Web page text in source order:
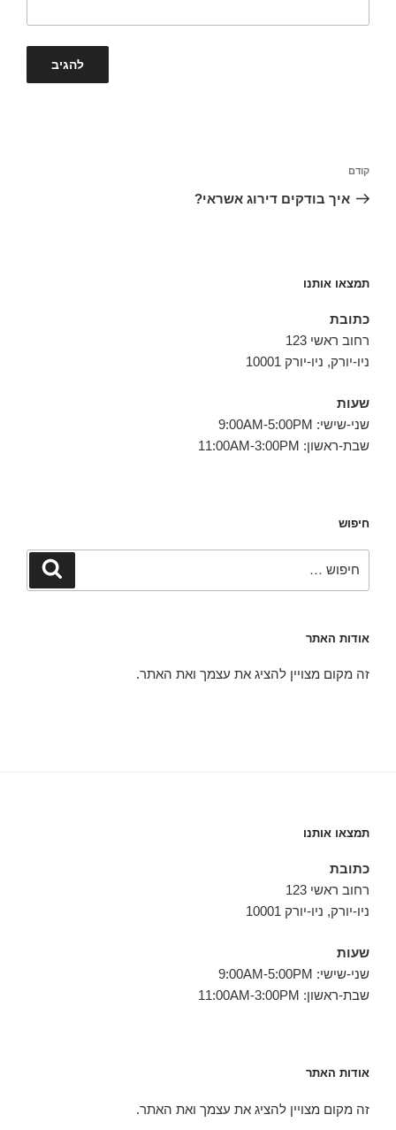
הפוסט
הקודם
קודם
איך בודקים דירוג אשראי?
תמצאו אותנו
כתובת
רחוב ראשי 123
ניו-יורק, ניו-יורק 10001
שעות
שני-שישי: 9:00AM-5:00PM
שבת-ראשון: 11:00AM-3:00PM
חיפוש
אודות האתר
זה מקום מצויין להציג את עצמך ואת האתר.
תמצאו אותנו
כתובת
רחוב ראשי 123
ניו-יורק, ניו-יורק 10001
שעות
שני-שישי: 9:00AM-5:00PM
שבת-ראשון: 11:00AM-3:00PM
אודות האתר
זה מקום מצויין להציג את עצמך ואת האתר.